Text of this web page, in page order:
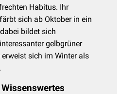
Habitus. Ihr
sich ab Oktober in ein
bildet sich
gelbgrüner
sich im Winter als